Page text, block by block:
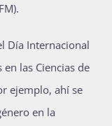
Día Internacional
en las Ciencias de
ejemplo, ahí se
en la